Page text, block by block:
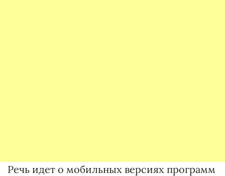
Речь идет о мобильных версиях программ